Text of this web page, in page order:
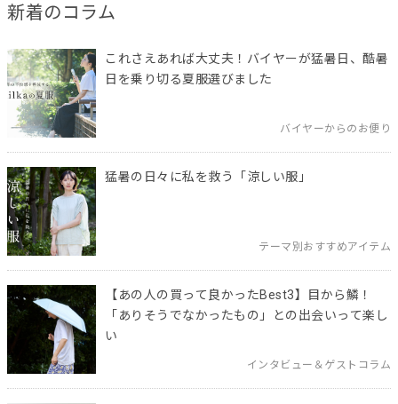
新着のコラム
これさえあれば大丈夫！バイヤーが猛暑日、酷暑
日を乗り切る夏服選びました
バイヤーからのお便り
猛暑の日々に私を救う「涼しい服」
テーマ別おすすめアイテム
【あの人の買って良かったBest3】目から鱗！
「ありそうでなかったもの」との出会いって楽し
い
インタビュー＆ゲストコラム